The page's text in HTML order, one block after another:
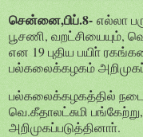
சென்னை,பிப்.8- எல்லா
பூசணி, வறட்சியையும்,
என 19 புதிய பயிா்
பல்கலைக்கழகம்
பல்கலைக்கழகத்தில்
வெ.கீதாலட்சுமி
அறிமுகப்படுத்தினாா்.